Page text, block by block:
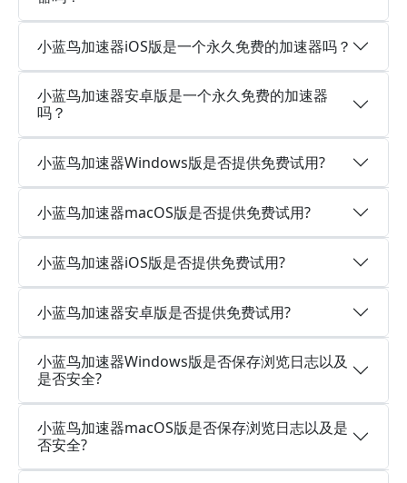
小蓝鸟加速器iOS版是一个永久免费的加速器吗？
小蓝鸟加速器安卓版是一个永久免费的加速器
吗？
小蓝鸟加速器Windows版是否提供免费试用?
小蓝鸟加速器macOS版是否提供免费试用?
小蓝鸟加速器iOS版是否提供免费试用?
小蓝鸟加速器安卓版是否提供免费试用?
小蓝鸟加速器Windows版是否保存浏览日志以及
是否安全?
小蓝鸟加速器macOS版是否保存浏览日志以及是
否安全?